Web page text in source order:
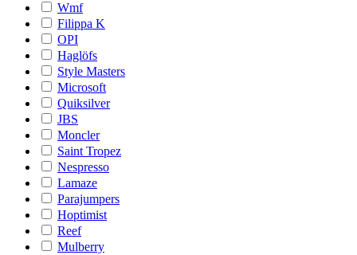
Wmf
Filippa K
OPI
Haglöfs
Style Masters
Microsoft
Quiksilver
JBS
Moncler
Saint Tropez
Nespresso
Lamaze
Parajumpers
Hoptimist
Reef
Mulberry